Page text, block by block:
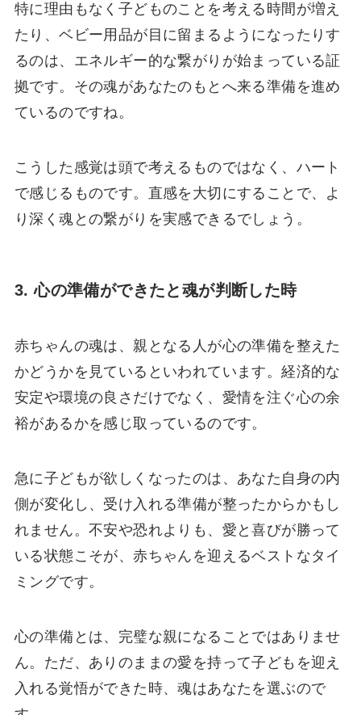
特に理由もなく子どものことを考える時間が増え
たり、ベビー用品が目に留まるようになったりす
るのは、エネルギー的な繋がりが始まっている証
拠です。その魂があなたのもとへ来る準備を進め
ているのですね。
こうした感覚は頭で考えるものではなく、ハート
で感じるものです。直感を大切にすることで、よ
り深く魂との繋がりを実感できるでしょう。
3. 心の準備ができたと魂が判断した時
赤ちゃんの魂は、親となる人が心の準備を整えた
かどうかを見ているといわれています。経済的な
安定や環境の良さだけでなく、愛情を注ぐ心の余
裕があるかを感じ取っているのです。
急に子どもが欲しくなったのは、あなた自身の内
側が変化し、受け入れる準備が整ったからかもし
れません。不安や恐れよりも、愛と喜びが勝って
いる状態こそが、赤ちゃんを迎えるベストなタイ
ミングです。
心の準備とは、完璧な親になることではありませ
ん。ただ、ありのままの愛を持って子どもを迎え
入れる覚悟ができた時、魂はあなたを選ぶので